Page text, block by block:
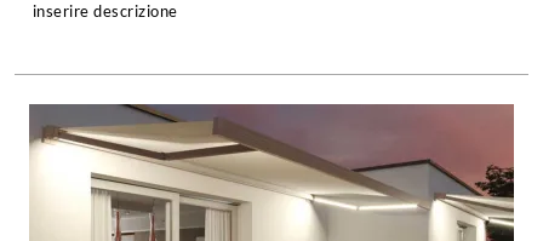
Armadi
Scorrevoli
Cabine Armadio
Armadi su misura
Armadi Angolo
Blindate
Porte Scorrevoli
Portoni
inserire descrizione